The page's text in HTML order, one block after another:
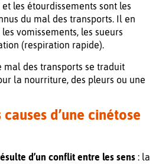
et les étourdissements sont les
du mal des transports. Il en
vomissements, les sueurs
(respiration rapide).
mal des transports se traduit
la nourriture, des pleurs ou une
d’une cinétose
d’un conflit entre les sens : la